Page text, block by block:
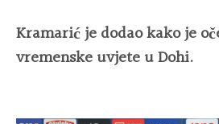
Kramarić je dodao kako je
vremenske uvjete u Dohi.